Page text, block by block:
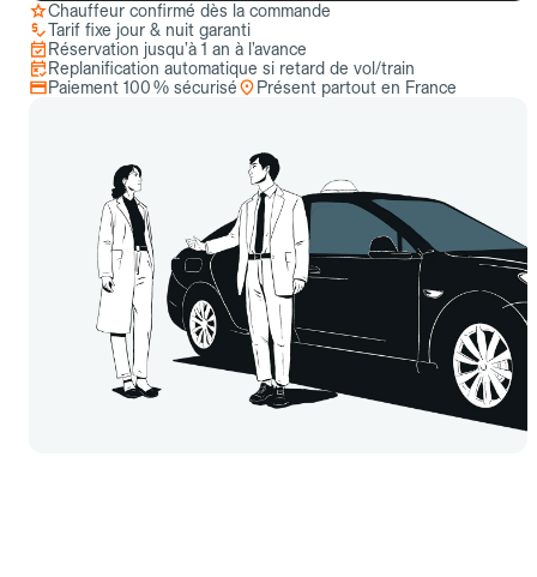
Chauffeur confirmé dès la commande
Tarif fixe jour & nuit garanti
Réservation jusqu’à 1 an à l’avance
Replanification automatique si retard de vol/train
Paiement 100 % sécurisé
Présent partout en France